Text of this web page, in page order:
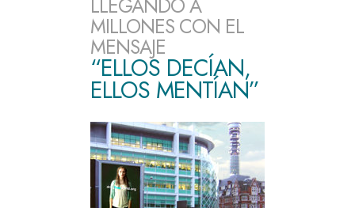
LLEGANDO A
MILLONES CON EL
MENSAJE
“ELLOS DECÍAN,
ELLOS MENTÍAN”